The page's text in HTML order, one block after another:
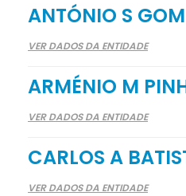
ANTÓNIO S
VER DADOS DA ENTIDADE
ARMÉNIO M
VER DADOS DA ENTIDADE
CARLOS A
VER DADOS DA ENTIDADE